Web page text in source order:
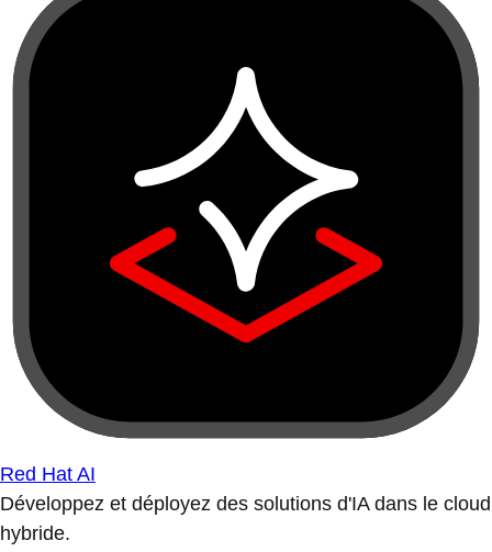
Red Hat AI
Développez et déployez des solutions d'IA dans le cloud
hybride.